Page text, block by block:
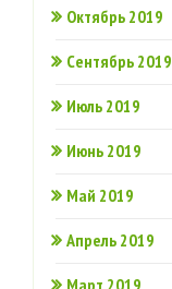
Октябрь 2019
Сентябрь 2019
Июль 2019
Июнь 2019
Май 2019
Апрель 2019